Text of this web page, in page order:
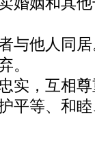
他人同居
。
，互相尊
平等、和